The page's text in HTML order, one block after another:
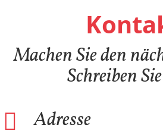
Machen Sie den
Schreiben
Adresse